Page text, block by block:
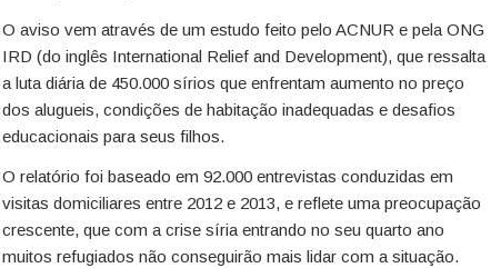
O aviso vem através de um estudo feito pelo ACNUR e pela ONG
IRD (do inglês International Relief and Development), que ressalta
a luta diária de 450.000 sírios que enfrentam aumento no preço
dos alugueis, condições de habitação inadequadas e desafios
educacionais para seus filhos.
O relatório foi baseado em 92.000 entrevistas conduzidas em
visitas domiciliares entre 2012 e 2013, e reflete uma preocupação
crescente, que com a crise síria entrando no seu quarto ano
muitos refugiados não conseguirão mais lidar com a situação.